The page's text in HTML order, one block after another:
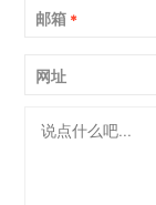
邮箱 *
网址